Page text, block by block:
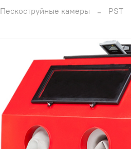
Пескоструйные камеры PST